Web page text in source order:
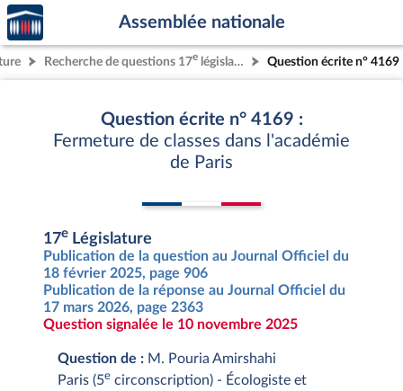
Aller au contenu
Aller en bas de la page
Accèder
à la
page
d'accueil
Assemblée nationale
Recherche de questions 17e législature Question écrite n° 4169
Question écrite n° 4169 :
Fermeture de classes dans l'académie
de Paris
17e Législature
Publication de la question au Journal Officiel du
18 février 2025, page 906
Publication de la réponse au Journal Officiel du
17 mars 2026, page 2363
Question signalée le 10 novembre 2025
Question de : M. Pouria Amirshahi
Paris (5e circonscription) - Écologiste et